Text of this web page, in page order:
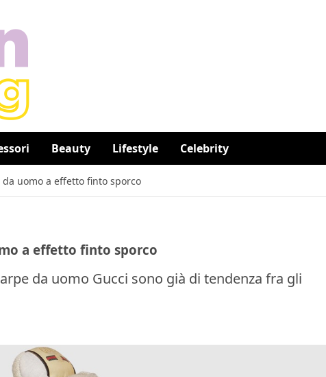
Beauty Lifestyle Celebrity
uomo a effetto finto sporco
a effetto finto sporco
da uomo Gucci sono già di tendenza fra gli